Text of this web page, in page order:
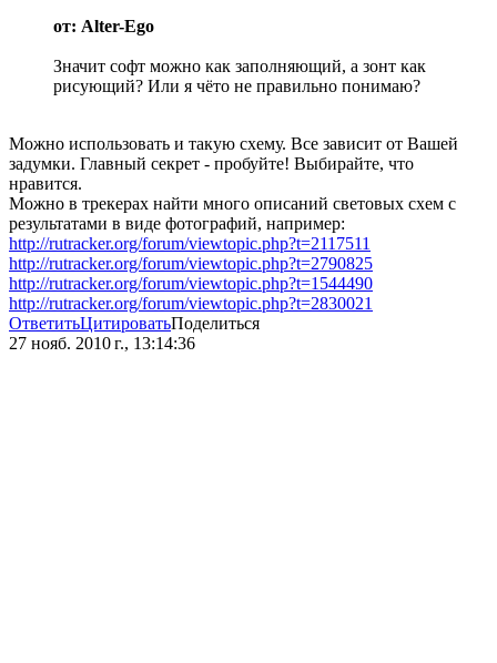
от: Alter-Ego
Значит софт можно как заполняющий, а зонт как
рисующий? Или я чёто не правильно понимаю?
Можно использовать и такую схему. Все зависит от Вашей
задумки. Главный секрет - пробуйте! Выбирайте, что
нравится.
Можно в трекерах найти много описаний световых схем с
результатами в виде фотографий, например:
http://rutracker.org/forum/viewtopic.php?t=2117511
http://rutracker.org/forum/viewtopic.php?t=2790825
http://rutracker.org/forum/viewtopic.php?t=1544490
http://rutracker.org/forum/viewtopic.php?t=2830021
ОтветитьЦитироватьПоделиться
27 нояб. 2010 г., 13:14:36